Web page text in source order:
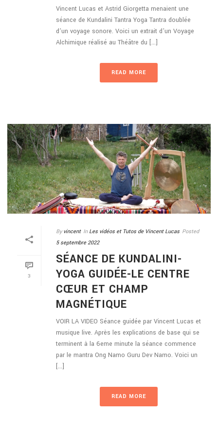
Vincent Lucas et Astrid Giorgetta menaient une
séance de Kundalini Tantra Yoga Tantra doublée
d’un voyage sonore. Voici un extrait d’un Voyage
Alchimique réalisé au Théâtre du [...]
READ MORE
3
By vincent In Les vidéos et Tutos de Vincent Lucas Posted
5 septembre 2022
SÉANCE DE KUNDALINI-
YOGA GUIDÉE-LE CENTRE
CŒUR ET CHAMP
MAGNÉTIQUE
VOIR LA VIDEO Séance guidée par Vincent Lucas et
musique live. Après les explications de base qui se
terminent à la 6eme minute la séance commence
par le mantra Ong Namo Guru Dev Namo. Voici un
[...]
READ MORE